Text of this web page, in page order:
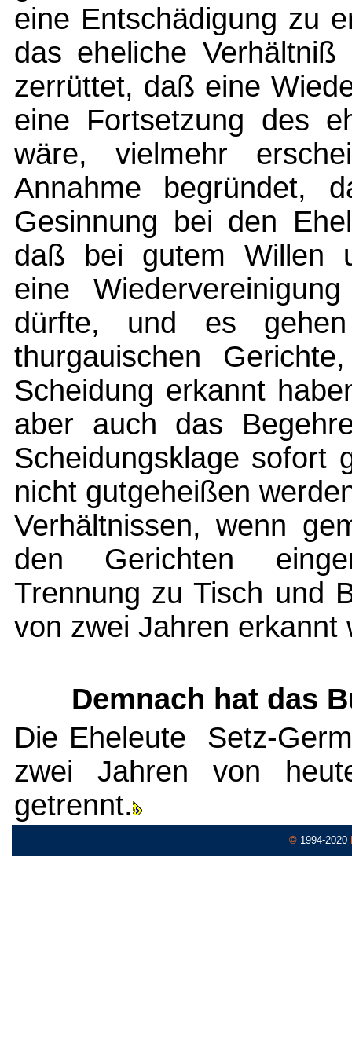
eine Entschädigung zu
das eheliche
zerrüttet, daß eine
eine Fortsetzung des
wäre, vielmehr
Annahme begründet,
Gesinnung bei den
daß bei gutem Willen
eine
dürfte, und es
thurgauischen
Scheidung erkannt
aber auch das
Scheidungsklage sofort
nicht gutgeheißen
Verhältnissen, wenn
den Gerichten
Trennung zu Tisch und
von zwei Jahren erkannt
Demnach hat das
Die Eheleute Setz-
zwei Jahren von
getrennt.
© 1994-2020